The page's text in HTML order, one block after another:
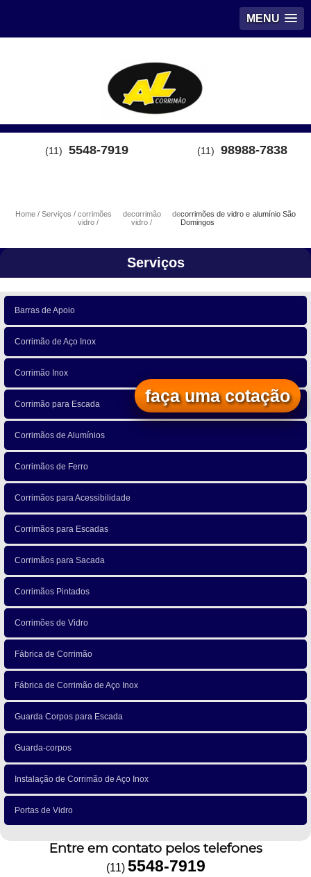
MENU
(11) 5548-7919 (11) 98988-7838
Home Serviços
corrimões de
vidro
corrimão de
vidro
corrimões de vidro e alumínio São
Domingos
Serviços
Barras de Apoio
Corrimão de Aço Inox
Corrimão Inox
Corrimão para Escada
Corrimãos de Alumínios
Corrimãos de Ferro
Corrimãos para Acessibilidade
Corrimãos para Escadas
Corrimãos para Sacada
Corrimãos Pintados
Corrimões de Vidro
Fábrica de Corrimão
Fábrica de Corrimão de Aço Inox
Guarda Corpos para Escada
Guarda-corpos
Instalação de Corrimão de Aço Inox
Portas de Vidro
Entre em contato pelos telefones
(11) 5548-7919
faça uma cotação